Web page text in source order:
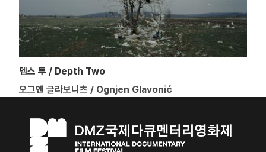
뎁스 투 / Depth Two
오그옌 글라보니츠 / Ognjen Glavonić